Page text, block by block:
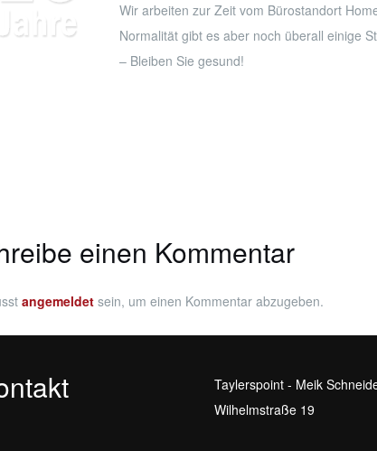
Wir arbeiten zur Zeit vom Bürostandort
Normalität gibt es aber noch überall einige
– Bleiben Sie gesund!
einen Kommentar
angemeldet sein, um einen Kommentar abzugeben.
Taylerspoint - Meik
Wilhelmstraße 19